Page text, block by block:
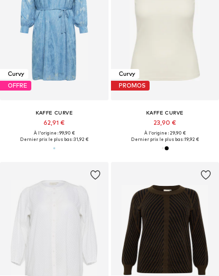
Curvy
OFFRE
KAFFE CURVE
62,91 €
À l'origine : 99,90 €
Dernier prix le plus bas :31,92 €
Curvy
PROMOS
KAFFE CURVE
23,90 €
À l'origine : 29,90 €
Dernier prix le plus bas :19,92 €